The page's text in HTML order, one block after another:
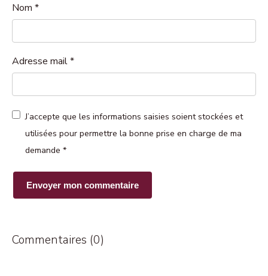
Nom *
Adresse mail*
J’accepte que les informations saisies soient stockées et
utilisées pour permettre la bonne prise en charge de ma
demande *
Commentaires (0)